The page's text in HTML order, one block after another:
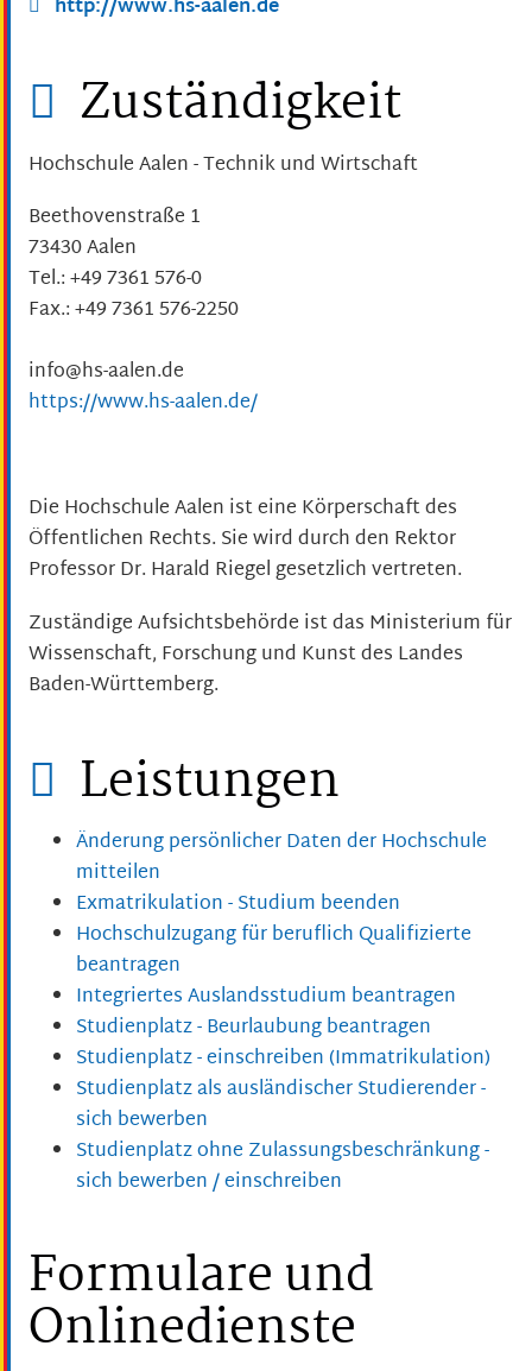
http://www.hs-aalen.de
Zuständigkeit
Hochschule Aalen - Technik und Wirtschaft
Beethovenstraße 1
73430 Aalen
Tel.: +49 7361 576-0
Fax.: +49 7361 576-2250
info@hs-aalen.de
https://www.hs-aalen.de/
Die Hochschule Aalen ist eine Körperschaft des
Öffentlichen Rechts. Sie wird durch den Rektor
Professor Dr. Harald Riegel gesetzlich vertreten.
Zuständige Aufsichtsbehörde ist das Ministerium für
Wissenschaft, Forschung und Kunst des Landes
Baden-Württemberg.
Leistungen
Änderung persönlicher Daten der Hochschule
mitteilen
Exmatrikulation - Studium beenden
Hochschulzugang für beruflich Qualifizierte
beantragen
Integriertes Auslandsstudium beantragen
Studienplatz - Beurlaubung beantragen
Studienplatz - einschreiben (Immatrikulation)
Studienplatz als ausländischer Studierender -
sich bewerben
Studienplatz ohne Zulassungsbeschränkung -
sich bewerben / einschreiben
Formulare und
Onlinedienste